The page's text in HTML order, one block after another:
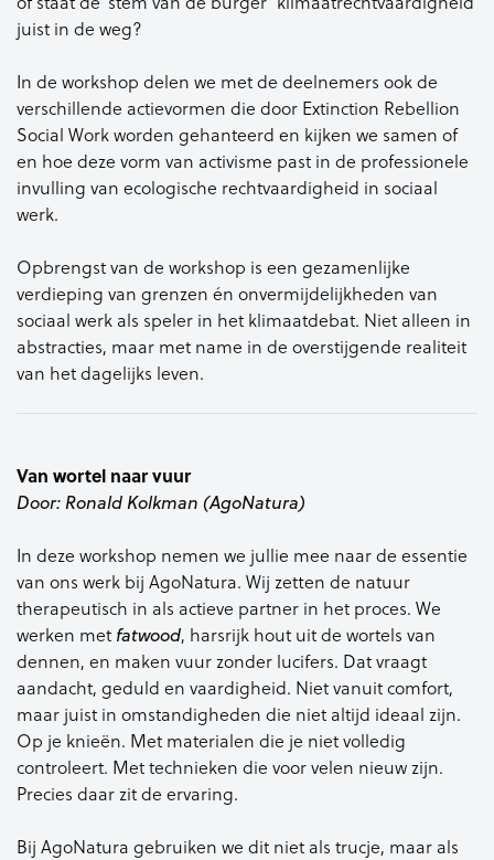
juist in de weg?
In de workshop delen we met de deelnemers ook de
verschillende actievormen die door Extinction Rebellion
Social Workworden gehanteerd en kijken we samen of
en hoe deze vorm van activisme past in de professionele
invulling van ecologische rechtvaardigheid in sociaal
werk.
Opbrengst van de workshop is een gezamenlijke
verdieping van grenzen én onvermijdelijkheden van
sociaal werk als speler in het klimaatdebat. Niet alleen in
abstracties, maar met name in de overstijgende realiteit
van het dagelijks leven.
Van wortel naar vuur
Door: Ronald Kolkman (AgoNatura)
In deze workshop nemen we jullie mee naar de essentie
van ons werk bij AgoNatura. Wij zetten de natuur
therapeutisch in als actieve partner in het proces. We
werken met fatwood, harsrijk hout uit de wortels van
dennen, en maken vuur zonder lucifers. Dat vraagt
aandacht, geduld en vaardigheid. Niet vanuit comfort,
maar juist in omstandigheden die niet altijd ideaal zijn.
Op je knieën. Met materialen die je niet volledig
controleert. Met technieken die voor velen nieuw zijn.
Precies daar zit de ervaring.
Bij AgoNatura gebruiken we dit niet als trucje, maar als